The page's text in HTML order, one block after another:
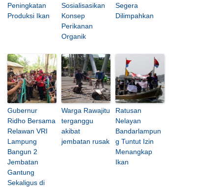
Peningkatan
Produksi Ikan
Sosialisasikan
Konsep
Perikanan
Organik
Segera
Dilimpahkan
Gubernur
Ridho Bersama
Relawan VRI
Lampung
Bangun 2
Jembatan
Gantung
Sekaligus di
Warga Rawajitu
terganggu
akibat
jembatan rusak
Ratusan
Nelayan
Bandarlampun
g Tuntut Izin
Menangkap
Ikan